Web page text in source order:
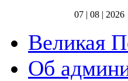
07 | 08 | 2026
Великая
Об